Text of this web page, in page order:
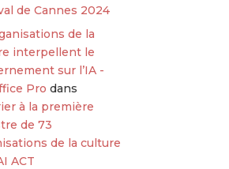
de Cannes 2024
de la
interpellent le
sur l’IA -
Pro dans
à la première
de 73
de la culture
ACT